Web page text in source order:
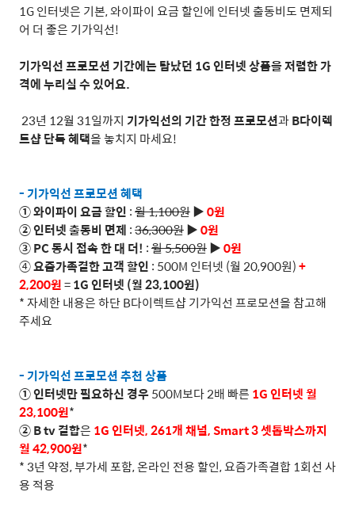
1G인터넷은 기본,와이파이 요금 할인에 인터넷 출동비도 면제되
어 더 좋은 기가익선!
기가익선 프로모션 기간에는 탐났던 1G인터넷 상품을저렴한 가
격에 누리실 수 있어요.
23년 12월 31일까지 기가익선의 기간 한정 프로모션과B다이렉
트샵 단독 혜택을 놓치지 마세요!
- 기가익선 프로모션 혜택
① 와이파이 요금 할인 :월1,100원▶0원
②인터넷 출동비 면제 :36,300원▶0원
③PC동시 접속 한 대 더! :월5,500원▶0원
④요즘가족결한 고객 할인 : 500M 인터넷 (월 20,900원)+
2,200원=1G인터넷 (월23,100원)
*자세한 내용은 하단B다이렉트샵 기가익선 프로모션을 참고해
주세요
- 기가익선 프로모션 추천 상품
① 인터넷만 필요하신 경우500M보다2배 빠른 1G인터넷 월
23,100원*
②B tv결합은 1G인터넷, 261개 채널, Smart 3셋톱박스까지
월42,900원*
* 3년 약정,부가세 포함,온라인 전용 할인,요즘가족결합 1회선 사
용 적용